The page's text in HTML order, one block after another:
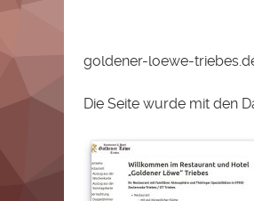
goldener-loewe-
Die Seite wurde mit den